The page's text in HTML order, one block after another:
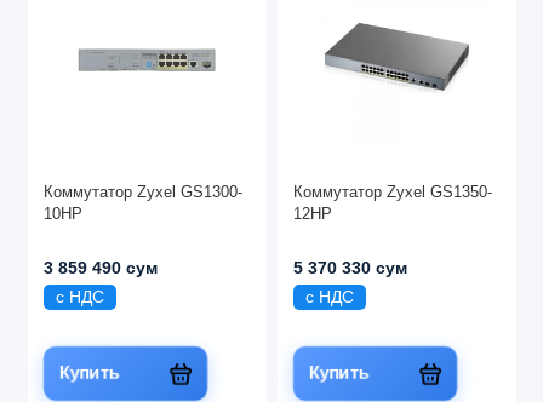
Коммутатор Zyxel GS1300-
10HP
3 859 490 сум
с НДС
Купить
Коммутатор Zyxel GS1350-
12HP
5 370 330 сум
с НДС
Купить